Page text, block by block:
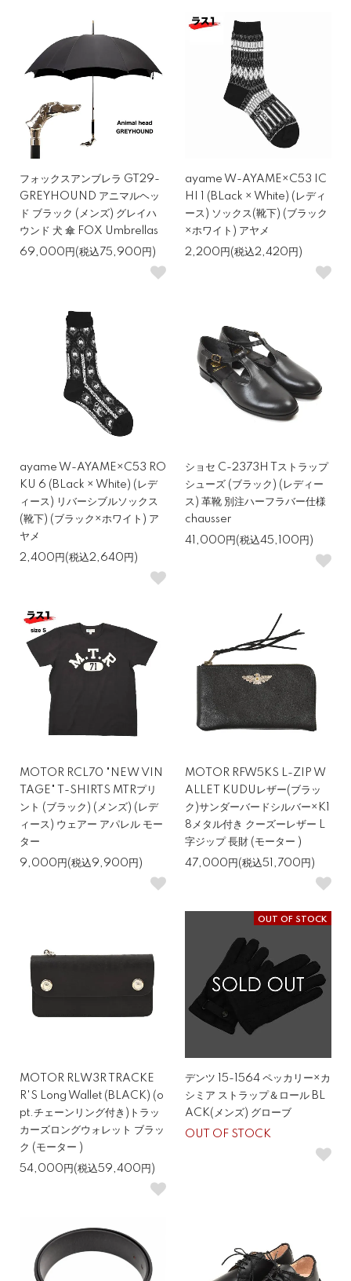
フォックスアンブレラ GT29-
GREYHOUND アニマルヘッ
ド ブラック (メンズ) グレイハ
ウンド 犬 傘 FOX Umbrellas
69,000円(税込75,900円)
ayame W-AYAME×C53 IC
HI 1 (BLack × White) (レディ
ース) ソックス(靴下) (ブラック
×ホワイト) アヤメ
2,200円(税込2,420円)
ayame W-AYAME×C53 RO
KU 6 (BLack × White) (レデ
ィース) リバーシブルソックス
(靴下) (ブラック×ホワイト) ア
ヤメ
2,400円(税込2,640円)
ショセ C-2373H Tストラップ
シューズ (ブラック) (レディー
ス) 革靴 別注ハーフラバー仕様
chausser
41,000円(税込45,100円)
MOTOR RCL70 "NEW VIN
TAGE" T-SHIRTS MTRプリ
ント (ブラック) (メンズ) (レデ
ィース) ウェアー アパレル モー
ター
9,000円(税込9,900円)
MOTOR RFW5KS L-ZIP W
ALLET KUDUレザー(ブラッ
ク)サンダーバードシルバー×K1
8メタル付き クーズーレザー L
字ジップ 長財 (モーター )
47,000円(税込51,700円)
MOTOR RLW3R TRACKE
R'S Long Wallet (BLACK) (o
pt.チェーンリング付き)トラッ
カーズロングウォレット ブラッ
ク (モーター )
54,000円(税込59,400円)
OUT OF STOCK
デンツ 15-1564 ペッカリー×カ
シミア ストラップ＆ロール BL
ACK(メンズ) グローブ
OUT OF STOCK